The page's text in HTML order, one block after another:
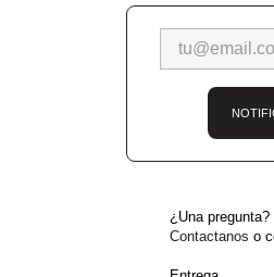
¿Una pregunta?
Contactanos o